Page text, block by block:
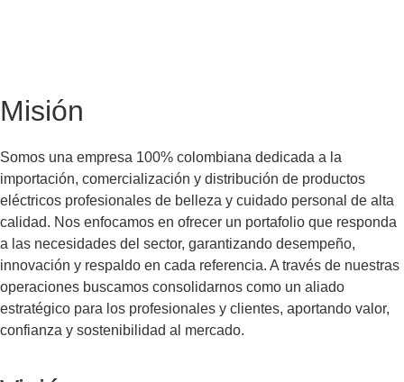
Misión
Somos una empresa 100% colombiana dedicada a la
importación, comercialización y distribución de productos
eléctricos profesionales de belleza y cuidado personal de alta
calidad. Nos enfocamos en ofrecer un portafolio que responda
a las necesidades del sector, garantizando desempeño,
innovación y respaldo en cada referencia. A través de nuestras
operaciones buscamos consolidarnos como un aliado
estratégico para los profesionales y clientes, aportando valor,
confianza y sostenibilidad al mercado.